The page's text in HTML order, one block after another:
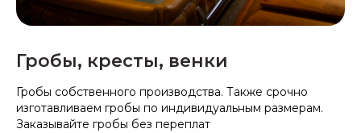
Гробы, кресты, венки
Гробы собственного производства. Также срочно
изготавливаем гробы по индивидуальным размерам.
Заказывайте гробы без переплат